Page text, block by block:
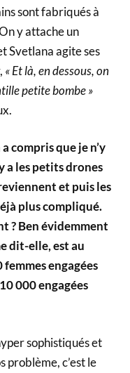
sont fabriqués à
y attache un
Svetlana agite ses
« Et là, en dessous, on
petite bombe »
compris que je n’y
a les petits drones
et puis les
plus compliqué.
? Ben évidemment
dit-elle, est au
engagées
000 engagées
sophistiqués et
problème, c’est le